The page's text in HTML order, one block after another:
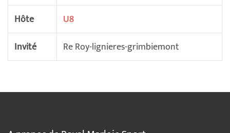
Hôte
U8
Invité
Re Roy-lignieres-grimbiemont